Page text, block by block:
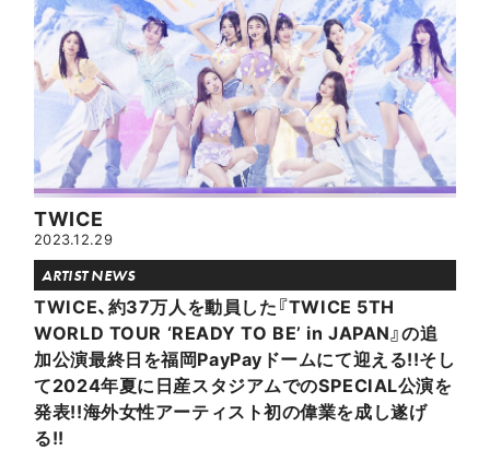
TWICE
2023.12.29
ARTIST NEWS
TWICE、約37万人を動員した『TWICE 5TH
WORLD TOUR ‘READY TO BE’ in JAPAN』の追
加公演最終日を福岡PayPayドームにて迎える!!そし
て2024年夏に日産スタジアムでのSPECIAL公演を
発表!!海外女性アーティスト初の偉業を成し遂げ
る!!